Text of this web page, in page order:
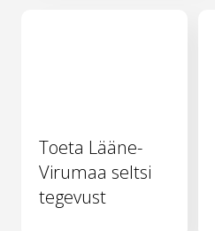
Toeta Lääne-
Virumaa seltsi
tegevust